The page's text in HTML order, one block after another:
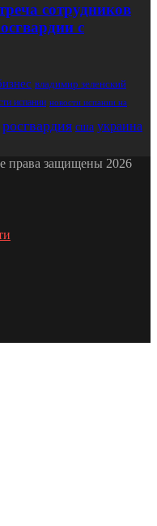
сотрудников
с
владимир зеленский
испании новости испании на
росгвардия сша украина
права защищены 2026